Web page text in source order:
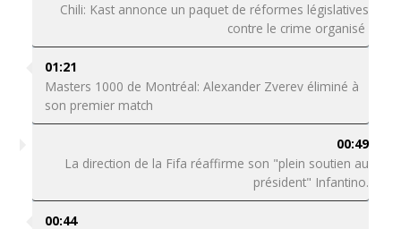
Chili: Kast annonce un paquet de réformes législatives
contre le crime organisé
01:21
Masters 1000 de Montréal: Alexander Zverev éliminé à
son premier match
00:49
La direction de la Fifa réaffirme son "plein soutien au
président" Infantino.
00:44